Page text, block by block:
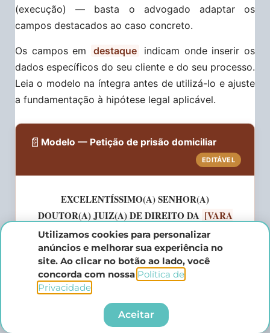
(execução) — basta o advogado adaptar os
campos destacados ao caso concreto.
Os campos em destaque
indicam onde inserir os
dados específicos do seu cliente e do seu processo.
Leia o modelo na íntegra antes de utilizá-lo e ajuste
a fundamentação à hipótese legal aplicável.
📄 Modelo — Petição de prisão domiciliar
EDITÁVEL
EXCELENTÍSSIMO(A) SENHOR(A)
DOUTOR(A) JUIZ(A) DE DIREITO DA [VARA
CRIMINAL / VARA DE EXECUÇÕES PENAIS]
DA COMARCA DE [COMARCA/SEÇÃO
JUDICIÁRIA]
Utilizamos cookies para personalizar
anúncios e melhorar sua experiência no
site. Ao clicar no botão ao lado, você
concorda com nossa Política de
Privacidade.​
Aceitar